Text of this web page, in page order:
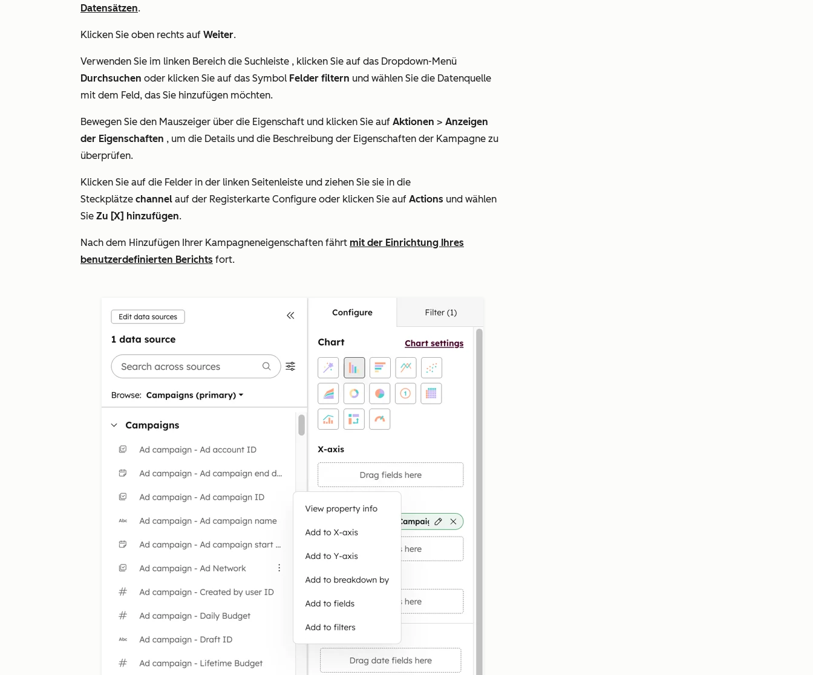
Datensätzen.
Klicken Sie oben rechts auf Weiter.
Verwenden Sie im linken Bereich die Suchleiste , klicken Sie auf das Dropdown-Menü
Durchsuchen oder klicken Sie auf das Symbol Felder filtern und wählen Sie die Datenquelle
mit dem Feld, das Sie hinzufügen möchten.
Bewegen Sie den Mauszeiger über die Eigenschaft und klicken Sie auf Aktionen > Anzeigen
der Eigenschaften , um die Details und die Beschreibung der Eigenschaften der Kampagne zu
überprüfen.
Klicken Sie auf die Felder in der linken Seitenleiste und ziehen Sie sie in die
Steckplätze channel auf der Registerkarte Configure oder klicken Sie auf Actions und wählen
Sie Zu [X] hinzufügen.
Nach dem Hinzufügen Ihrer Kampagneneigenschaften fährt mit der Einrichtung Ihres
benutzerdefinierten Berichts fort.